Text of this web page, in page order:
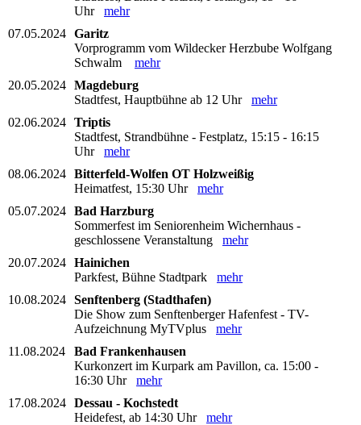
Uhr mehr
07.05.2024 Garitz
Vorprogramm vom Wildecker Herzbube Wolfgang
Schwalm mehr
20.05.2024 Magdeburg
Stadtfest, Hauptbühne ab 12 Uhr mehr
02.06.2024 Triptis
Stadtfest, Strandbühne - Festplatz, 15:15 - 16:15
Uhr mehr
08.06.2024 Bitterfeld-Wolfen OT Holzweißig
Heimatfest, 15:30 Uhr mehr
05.07.2024 Bad Harzburg
Sommerfest im Seniorenheim Wichernhaus -
geschlossene Veranstaltung mehr
20.07.2024 Hainichen
Parkfest, Bühne Stadtpark mehr
10.08.2024 Senftenberg (Stadthafen)
Die Show zum Senftenberger Hafenfest - TV-
Aufzeichnung MyTVplus mehr
11.08.2024
Bad Frankenhausen
Kurkonzert im Kurpark am Pavillon, ca. 15:00 -
16:30 Uhr mehr
17.08.2024 Dessau - Kochstedt
Heidefest, ab 14:30 Uhr mehr